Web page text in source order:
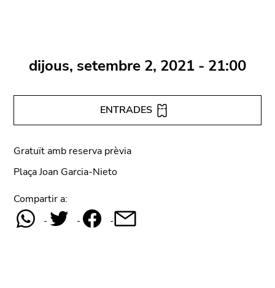
dijous, setembre 2, 2021 - 21:00
ENTRADES
Gratuït amb reserva prèvia
Plaça Joan Garcia-Nieto
Compartir a: